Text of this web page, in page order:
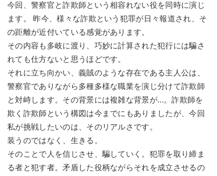
今回、警察官と詐欺師という相容れない役を同時に演じ
ます。 昨今、様々な詐欺という犯罪が日々報道され、そ
の距離が近付いている感覚があります。
その内容も多岐に渡り、巧妙に計算された犯行には騙さ
れても仕方ないと思うほどです。
それに立ち向かい、義賊のような存在である主人公は、
警察官でありながら多種多様な職業を演じ分けて詐欺師
と対峙します。その背景には複雑な背景が...。詐欺師を
欺く詐欺師という構図は今までにもありましたが、今回
私が挑戦したいのは、そのリアルさです。
装うのではなく、生きる。
そのことで人を信じさせ、騙していく。犯罪を取り締ま
る者と犯す者。矛盾した役柄ながらそれを成立させるの